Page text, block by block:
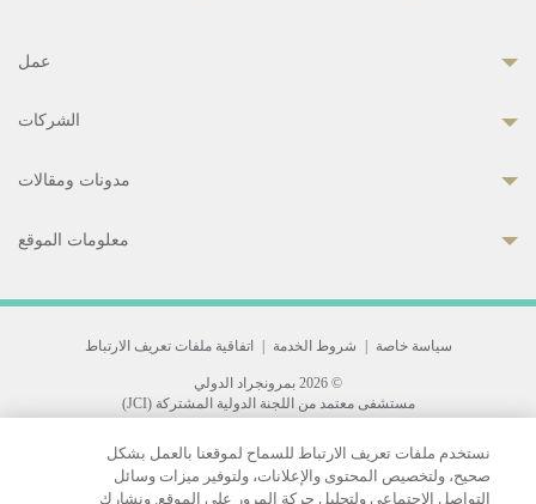
عمل
الشركات
مدونات ومقالات
معلومات الموقع
سياسة خاصة شروط الخدمة اتفاقية ملفات تعريف الارتباط
© 2026 بمرونجراد الدولي
مستشفى معتمد من اللجنة الدولية المشتركة (JCI)
33 Sukhumvit 3, Wattana, Bangkok 10110 Thailand.
All rights reserved.
نستخدم ملفات تعريف الارتباط للسماح لموقعنا بالعمل بشكل
صحيح، ولتخصيص المحتوى والإعلانات، ولتوفير ميزات وسائل
التواصل الاجتماعي ولتحليل حركة المرور على الموقع. ونشارك